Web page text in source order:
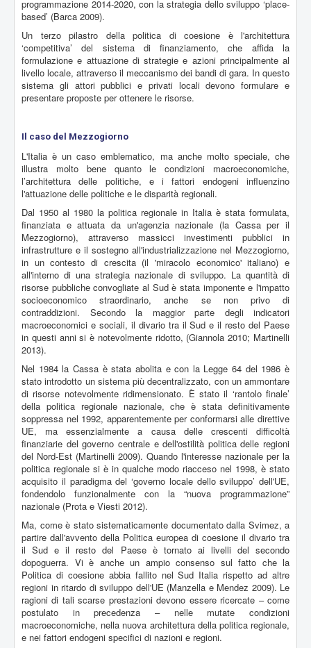
programmazione 2014-2020, con la strategia dello sviluppo ‘place-
based’ (Barca 2009).
Un terzo pilastro della politica di coesione è l'architettura
‘competitiva’ del sistema di finanziamento, che affida la
formulazione e attuazione di strategie e azioni principalmente al
livello locale, attraverso il meccanismo dei bandi di gara. In questo
sistema gli attori pubblici e privati ​​locali devono formulare e
presentare proposte per ottenere le risorse.
Il caso del Mezzogiorno
L'Italia è un caso emblematico, ma anche molto speciale, che
illustra molto bene quanto le condizioni macroeconomiche,
l’architettura delle politiche, e i fattori endogeni influenzino
l'attuazione delle politiche e le disparità regionali.
Dal 1950 al 1980 la politica regionale in Italia è stata formulata,
finanziata e attuata da un'agenzia nazionale (la Cassa per il
Mezzogiorno), attraverso massicci investimenti pubblici in
infrastrutture e il sostegno all'industrializzazione nel Mezzogiorno,
in un contesto di crescita (il 'miracolo economico' italiano) e
all'interno di una strategia nazionale di sviluppo. La quantità di
risorse pubbliche convogliate al Sud è stata imponente e l'impatto
socioeconomico straordinario, anche se non privo di
contraddizioni. Secondo la maggior parte degli indicatori
macroeconomici e sociali, il divario tra il Sud e il resto del Paese
in questi anni si è notevolmente ridotto, (Giannola 2010; Martinelli
2013).
Nel 1984 la Cassa è stata abolita e con la Legge 64 del 1986 è
stato introdotto un sistema più decentralizzato, con un ammontare
di risorse notevolmente ridimensionato. È stato il ‘rantolo finale’
della politica regionale nazionale, che è stata definitivamente
soppressa nel 1992, apparentemente per conformarsi alle direttive
UE, ma essenzialmente a causa delle crescenti difficoltà
finanziarie del governo centrale e dell'ostilità politica delle regioni
del Nord-Est (Martinelli 2009). Quando l'interesse nazionale per la
politica regionale si è in qualche modo riacceso nel 1998, è stato
acquisito il paradigma del ‘governo locale dello sviluppo’ dell'UE,
fondendolo funzionalmente con la “nuova programmazione”
nazionale (Prota e Viesti 2012).
Ma, come è stato sistematicamente documentato dalla Svimez, a
partire dall'avvento della Politica europea di coesione il divario tra
il Sud e il resto del Paese è tornato ai livelli del secondo
dopoguerra. Vi è anche un ampio consenso sul fatto che la
Politica di coesione abbia fallito nel Sud Italia rispetto ad altre
regioni in ritardo di sviluppo dell'UE (Manzella e Mendez 2009). Le
ragioni di tali scarse prestazioni devono essere ricercate – come
postulato in precedenza – nelle mutate condizioni
macroeconomiche, nella nuova architettura della politica regionale,
e nei fattori endogeni specifici di nazioni e regioni.